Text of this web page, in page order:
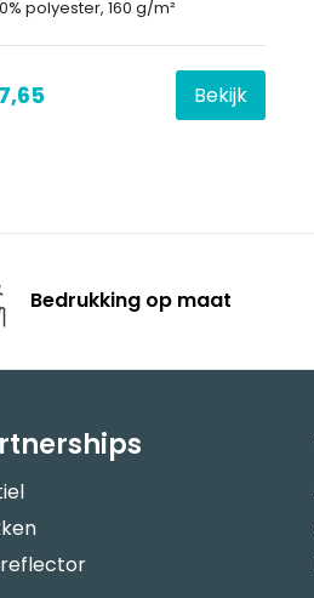
polyester, 160 g/m²
Bekijk
Bedrukking op maat